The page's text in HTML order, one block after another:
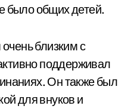
было общих детей.
близким с
поддерживал
Он также был
для внуков и